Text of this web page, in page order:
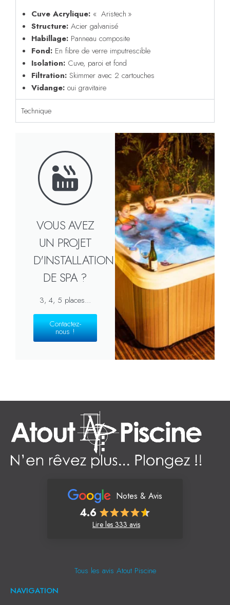
Cuve Acrylique: « Aristech »
Structure: Acier galvanisé
Habillage: Panneau composite
Fond: En fibre de verre imputrescible
Isolation: Cuve, paroi et fond
Filtration: Skimmer avec 2 cartouches
Vidange: oui gravitaire
Technique
VOUS AVEZ
UN PROJET
D'INSTALLATION
DE SPA ?
3, 4, 5 places...
Contactez-
nous !
Notes & Avis
4.6
Lire les 333 avis
Tous les avis Atout Piscine
NAVIGATION